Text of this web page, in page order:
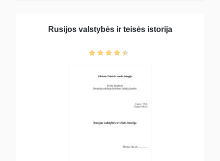
Rusijos valstybės ir teisės istorija